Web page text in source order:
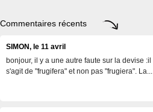
Commentaires récents
SIMON, le 11 avril
bonjour, il y a une autre faute sur la devise :il
s'agit de "frugifera" et non pas "frugiera". La...